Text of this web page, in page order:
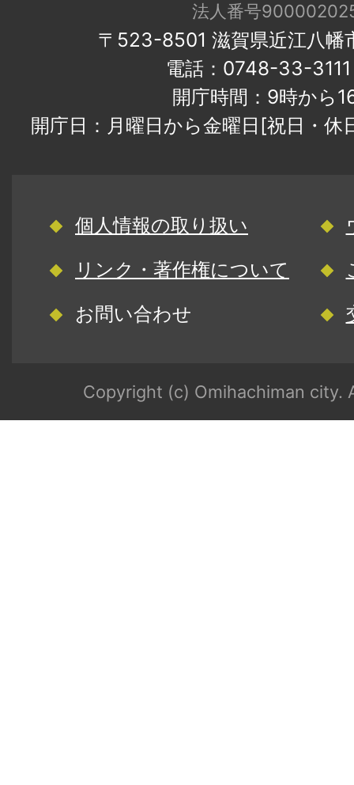
法人番号
〒523-8501 滋賀県近江八幡
電話：0748-33-
開庁時間：9時から
開庁日：月曜日から金曜日[祝日・
個人情報の取り扱い
リンク・著作権について
お問い合わせ
Copyright (c) Omihachiman city.